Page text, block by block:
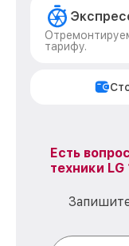
тарифу.
Есть
техники LG